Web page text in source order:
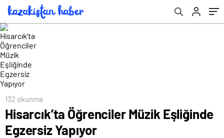
132 okunma
Hisarcık’ta Öğrenciler Müzik Eşliğinde
Egzersiz Yapıyor